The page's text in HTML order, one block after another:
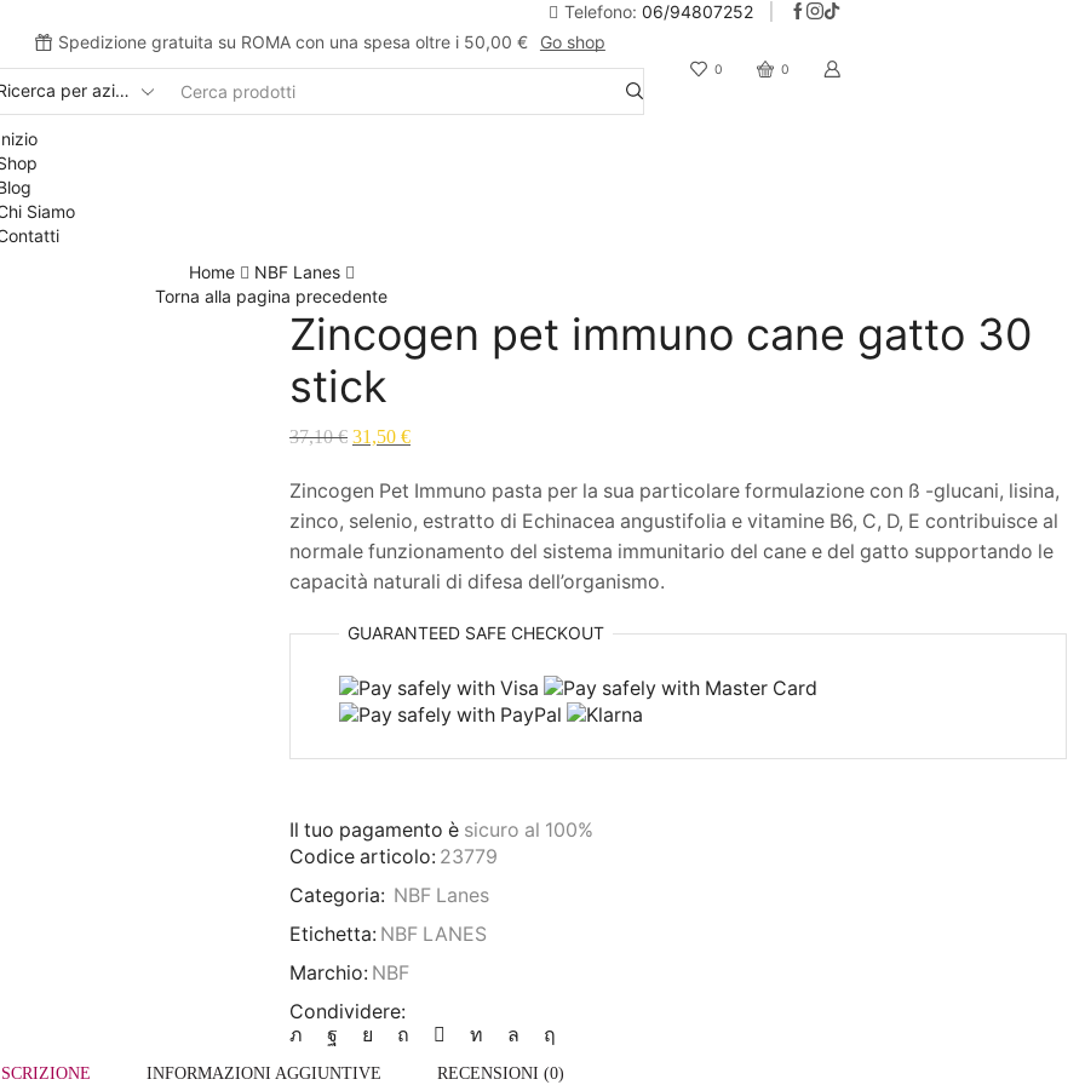
Telefono: 06/94807252
Spedizione gratuita su ROMA con una spesa oltre i 50,00 €
Go shop
0 0
Siamo
Home
NBF Lanes
Torna alla pagina precedente
Zincogen pet immuno cane gatto 30
stick
37,10€ 31,50 €
Zincogen Pet Immuno pasta per la sua particolare formulazione con ß -glucani, lisina,
zinco, selenio, estratto di Echinacea angustifolia e vitamine B6, C, D, E contribuisce al
normale funzionamento del sistema immunitario del cane e del gatto supportando le
capacità naturali di difesa dell’organismo.
GUARANTEED SAFECHECKOUT
Il tuo pagamento è sicuro al 100%
Codice articolo: 23779
Categoria: NBF Lanes
Etichetta: NBF LANES
Marchio: NBF
Condividere:
INFORMAZIONI AGGIUNTIVE RECENSIONI (0)